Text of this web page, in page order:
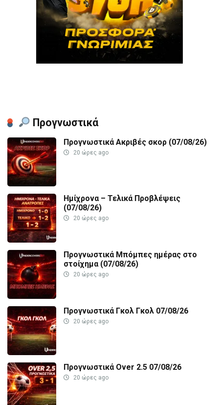
Προγνωστικά
Προγνωστικά Ακριβές σκορ (07/08/26)
20 ώρες ago
Ημίχρονα – Τελικά Προβλέψεις
(07/08/26)
20 ώρες ago
Προγνωστικά Μπόμπες ημέρας στο
στοίχημα (07/08/26)
20 ώρες ago
Προγνωστικά Γκολ Γκολ 07/08/26
20 ώρες ago
Προγνωστικά Over 2.5 07/08/26
20 ώρες ago